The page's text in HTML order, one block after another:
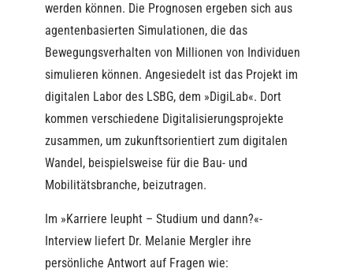
werden können. Die Prognosen ergeben sich aus
agentenbasierten Simulationen, die das
Bewegungsverhalten von Millionen von Individuen
simulieren können. Angesiedelt ist das Projekt im
digitalen Labor des LSBG, dem »DigiLab«. Dort
kommen verschiedene Digitalisierungsprojekte
zusammen, um zukunftsorientiert zum digitalen
Wandel, beispielsweise für die Bau- und
Mobilitätsbranche, beizutragen.
Im »Karriere leupht – Studium und dann?«-
Interview liefert Dr. Melanie Mergler ihre
persönliche Antwort auf Fragen wie: